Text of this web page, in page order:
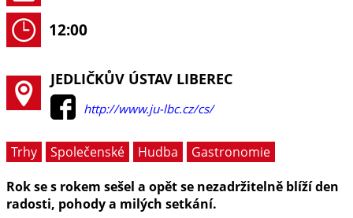
12:00
JEDLIČKŮV ÚSTAV LIBEREC
http://www.ju-lbc.cz/cs/
Trhy Společenské Hudba
Gastronomie
Rok se s rokem sešel a opět se nezadržitelně blíží den
radosti, pohody a milých setkání.